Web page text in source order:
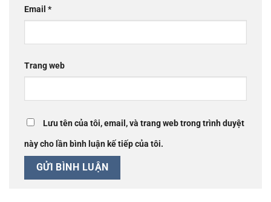
Email *
Trang web
Lưu tên của tôi, email, và trang web trong trình duyệt
này cho lần bình luận kế tiếp của tôi.